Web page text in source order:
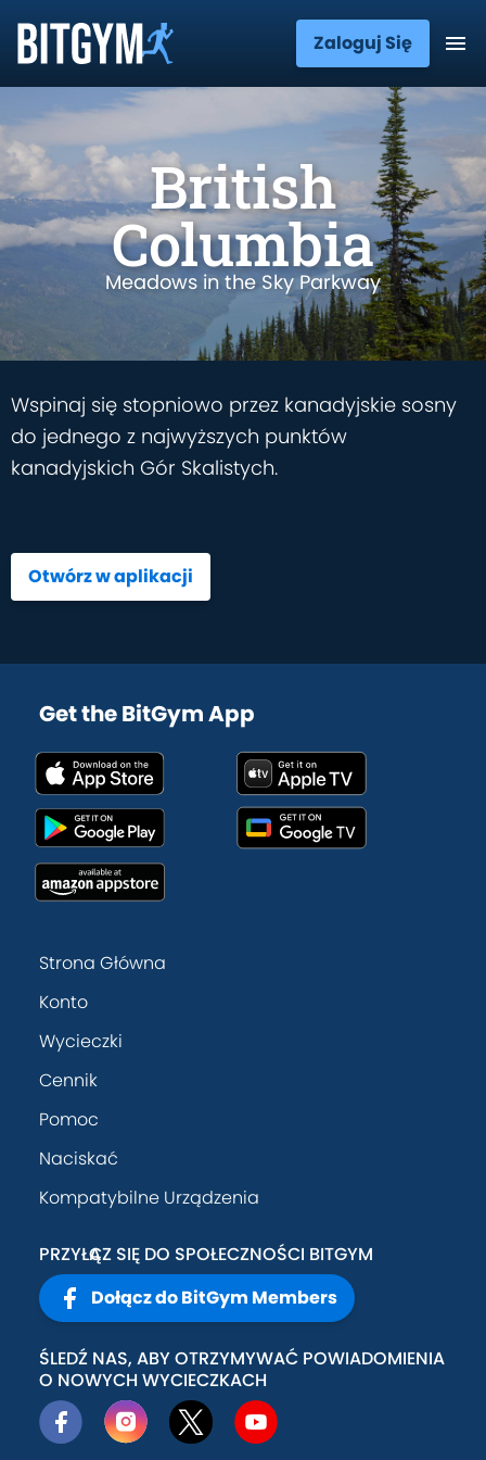
Zaloguj Się
British
Columbia
Meadows in the Sky Parkway
Wspinaj się stopniowo przez kanadyjskie sosny
do jednego z najwyższych punktów
kanadyjskich Gór Skalistych.
Otwórz w aplikacji
Get the BitGym App
Strona Główna
Konto
Wycieczki
Cennik
Pomoc
Naciskać
Kompatybilne Urządzenia
PRZYŁĄCZ SIĘ DO SPOŁECZNOŚCI BITGYM
Dołącz do BitGym Members
ŚLEDŹ NAS, ABY OTRZYMYWAĆ POWIADOMIENIA
O NOWYCH WYCIECZKACH